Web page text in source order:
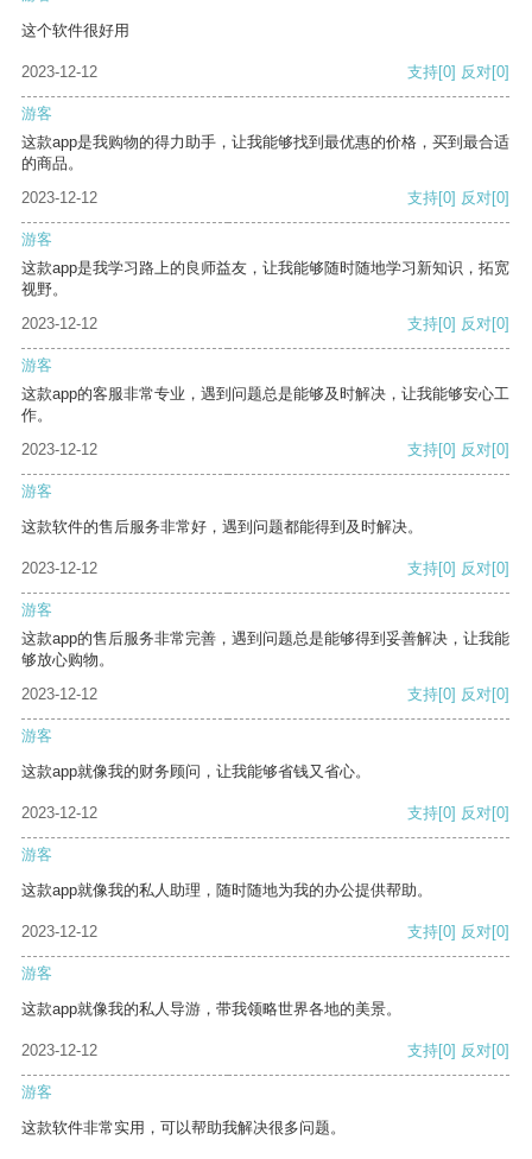
这个软件很好用
2023-12-12 支持[0] 反对[0]
游客
这款app是我购物的得力助手，让我能够找到最优惠的价格，买到最合适
的商品。
2023-12-12
支持[0] 反对[0]
游客
这款app是我学习路上的良师益友，让我能够随时随地学习新知识，拓宽
视野。
2023-12-12
支持[0] 反对[0]
游客
这款app的客服非常专业，遇到问题总是能够及时解决，让我能够安心工
作。
2023-12-12
支持[0] 反对[0]
游客
这款软件的售后服务非常好，遇到问题都能得到及时解决。
2023-12-12 支持[0] 反对[0]
游客
这款app的售后服务非常完善，遇到问题总是能够得到妥善解决，让我能
够放心购物。
2023-12-12
支持[0] 反对[0]
游客
这款app就像我的财务顾问，让我能够省钱又省心。
2023-12-12 支持[0] 反对[0]
游客
这款app就像我的私人助理，随时随地为我的办公提供帮助。
2023-12-12 支持[0] 反对[0]
游客
这款app就像我的私人导游，带我领略世界各地的美景。
2023-12-12 支持[0] 反对[0]
游客
这款软件非常实用，可以帮助我解决很多问题。